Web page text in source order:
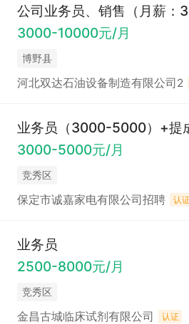
公司业务员、销售（月薪：
3000-10000元/月
博野县
河北双达石油设备制造有限公司2
3000-5000元/月
竞秀区
保定市诚嘉家电有限公司招聘 认
业务员
2500-8000元/月
竞秀区
金昌古城临床试剂有限公司 认证